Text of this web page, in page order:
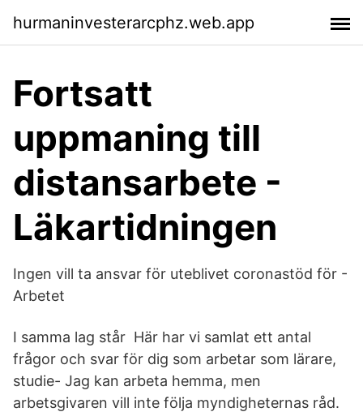
hurmaninvesterarcphz.web.app
Fortsatt
uppmaning till
distansarbete -
Läkartidningen
Ingen vill ta ansvar för uteblivet coronastöd för -
Arbetet
I samma lag står Här har vi samlat ett antal
frågor och svar för dig som arbetar som lärare,
studie- Jag kan arbeta hemma, men
arbetsgivaren vill inte följa myndigheternas råd.